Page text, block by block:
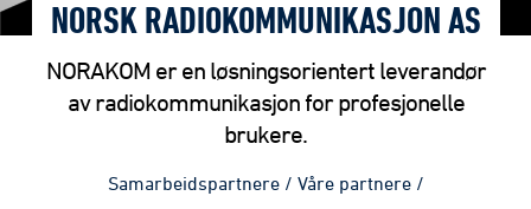
NORSK RADIOKOMMUNIKASJON AS
NORAKOM er en løsningsorientert leverandør
av radiokommunikasjon for profesjonelle
brukere.
Samarbeidspartnere / Våre partnere /